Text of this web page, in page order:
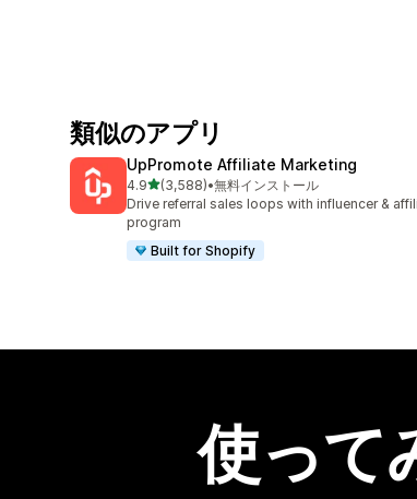
類似のアプリ
UpPromote Affiliate Marketing
4.95つ星中
(3,588)
合計レビュー数：3588件
•無料インストール
Drive referral sales loops with influencer &
program
Built for Shopify
使って